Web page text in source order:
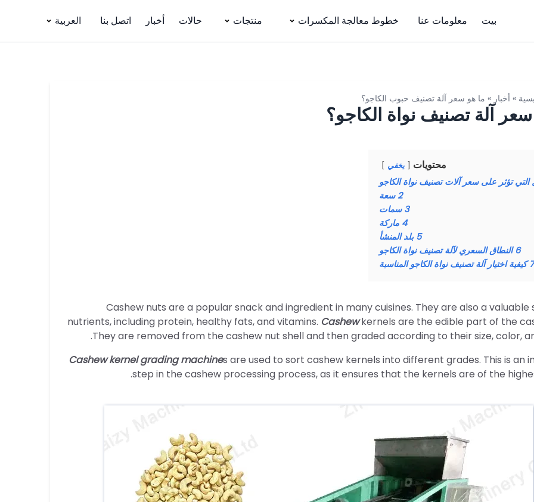
بيت معلومات عنا خطوط معالجة المكسرات منتجات حالات أخبار اتصل بنا العربية
» أخبار » ما هو سعر آلة تصنيف حبوب الكاجو؟
آلة تصنيف نواة الكاجو؟
محتويات يخفي
التي تؤثر على سعر آلات تصنيف نواة الكاجو
2 سعة
3 سمات
4 ماركة
5 بلد المنشأ
6 النطاق السعري لآلة تصنيف نواة الكاجو
7 كيفية اختيار آلة تصنيف نواة الكاجو المناسبة
‏‏Cashew nuts are a popular snack and ingredient in many cuisines. They are also a valuable
nutrients, including protein, healthy fats, and vitamins. Cashewkernels are the edible part of the
They are removed from the cashew nut shell and then graded according to their size, color,
Cashew kernel grading machines are used to sort cashew kernels into different grades. This is an
step in the cashew processing process, as it ensures that the kernels are of the